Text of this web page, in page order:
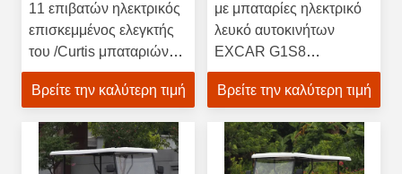
11 επιβατών ηλεκτρικός
επισκεμμένος ελεγκτής
του /Curtis μπαταριών
αυτοκινήτων 48V
τρωικός
Βρείτε την καλύτερη τιμή
με μπαταρίες ηλεκτρικό
λευκό αυτοκινήτων
EXCAR G1S8
τουριστών λίθιου 72V
210Ah
Βρείτε την καλύτερη τιμή